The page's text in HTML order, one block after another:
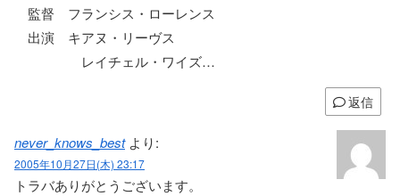
監督 フランシス・ローレンス
出演 キアヌ・リーヴス
レイチェル・ワイズ…
返信
never_knows_best より:
2005年10月27日(木) 23:17
トラバありがとうございます。